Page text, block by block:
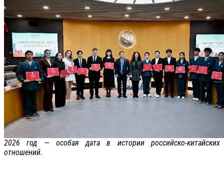
2026 год — особая дата в истории российско-китайских
отношений.